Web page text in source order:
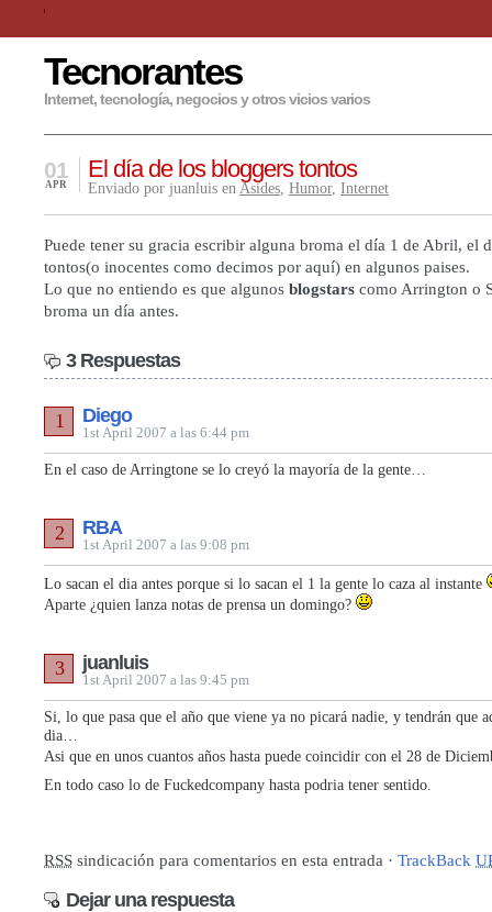
Tecnorantes
Internet, tecnología, negocios y otros vicios varios
El día de los bloggers tontos
01
APR Enviado por juanluis en Asides, Humor, Internet
Puede tener su gracia escribir alguna broma el día 1 de Abril, el
tontos(o inocentes como decimos por aquí) en algunos paises.
Lo que no entiendo es que algunos blogstars como Arrington o
broma un día antes.
3 Respuestas
Diego
1st April 2007 a las 6:44 pm
1
En el caso de Arringtone se lo creyó la mayoría de la gente…
RBA
1st April 2007 a las 9:08 pm
2
Lo sacan el dia antes porque si lo sacan el 1 la gente lo caza al instante
Aparte ¿quien lanza notas de prensa un domingo?
juanluis
1st April 2007 a las 9:45 pm
3
Si, lo que pasa que el año que viene ya no picará nadie, y tendrán que
dia…
Asi que en unos cuantos años hasta puede coincidir con el 28 de
En todo caso lo de Fuckedcompany hasta podria tener sentido.
RSS sindicación para comentarios en esta entrada · TrackBack
Dejar una respuesta